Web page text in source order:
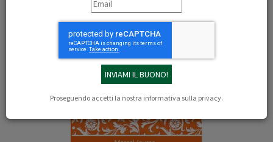
Proseguendo accetti la nostra informativa sulla privacy.
Leonardo Servadio
https://www.frontiere.info/marcel-jousse-lautenticita-del-contadino-
nellepoca-dei-robot/